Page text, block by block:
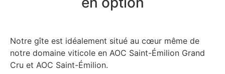
Notre gîte est idéalement situé au cœur même de
notre domaine viticole en AOC Saint-Émilion Grand
Cru et AOC Saint-Émilion.